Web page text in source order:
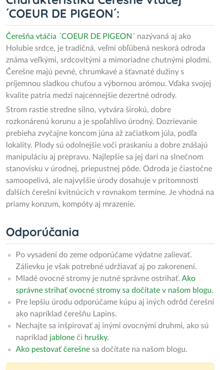
´COEUR DE PIGEON´:
Čerešňa vtáčia ´COEUR DE PIGEON´ nazývaná aj ako
Holubie srdce, je tradičná, veľmi obľúbená neskorá odroda
známa veľkými, srdcovitými a mimoriadne chutnými plodmi.
Čerešne majú pevné, chrumkavé a šťavnaté dužiny s
príjemnou sladkou chuťou a výbornou arómou. Vďaka svojej
kvalite patria medzi najcennejšie dezertné odrody.
Strom rastie stredne silno, vytvára širokú, dobre
rozkonárenú korunu a je spoľahlivo úrodný. Dozrievanie
prebieha zvyčajne koncom júna až začiatkom júla, podľa
lokality. Plody sú odolnejšie voči praskaniu a dobre znášajú
manipuláciu aj prepravu. Najlepšie sa jej darí na slnečnom
stanovisku v úrodnej, priepustnej pôde. Odroda je čiastočne
samoopelivá, ale najvyššie úrody dosahuje v prítomnosti
ďalších čerešní kvitnúcich v rovnakom termíne. Je vhodná na
priamy konzum, kompóty aj mrazenie.
Odporúčania
Po vysadení do zeme odporúčame výdatne zalievať.
Zálievku je však potrebné udržiavať aj po zakorenení.
Mladé ovocné stromy je nutné správne ostrihať. Ako
správne strihať ovocné stromy sa dočítate v našom blogu.
Pre lepšiu úrodu odporúčame kúpu aj iných odrôd čerešní
ako napríklad čerešňu Lapins.
Nechajte sa inšpirovať aj inými ovocnými druhmi, ako sú
napríklad jablone či hrušky.
Ako pestovať čerešne sa dočítate na našom blogu.